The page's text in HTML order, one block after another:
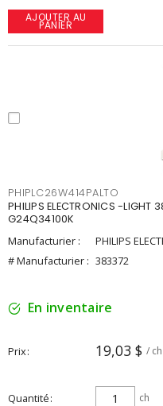
AJOUTER AU
PANIER
PHIPLC26W414PALTO
PHILIPS ELECTRONICS -LIGHT
G24Q34100K
Manufacturier :
PHILIPS
# Manufacturier : 383372
En inventaire
Prix 19,03 $ / ch
Quantité ch